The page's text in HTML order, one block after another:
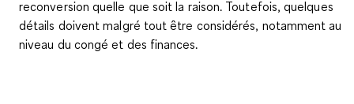
reconversion quelle que soit la raison. Toutefois, quelques
détails doivent malgré tout être considérés, notamment au
niveau du congé et des finances.